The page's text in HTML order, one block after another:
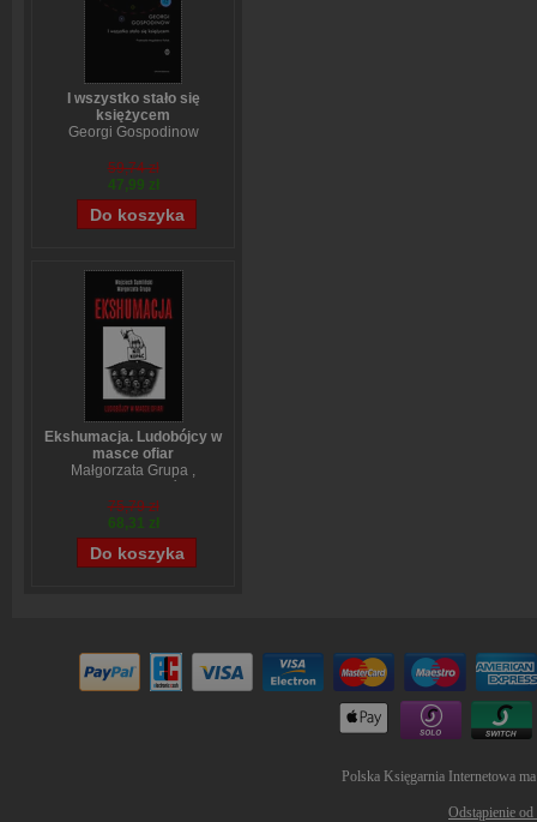
I wszystko stało się
księżycem
Georgi Gospodinow
59,74 zł
47,99 zł
Ekshumacja. Ludobójcy w
masce ofiar
Małgorzata Grupa ,
75,79 zł
68,31 zł
Polska Księgarnia Internetowa
Odstąpienie